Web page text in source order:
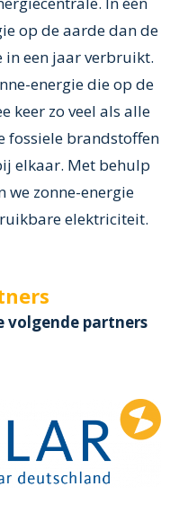
op de aarde dan de
een jaar verbruikt.
energie die op de
keer zo veel als alle
fossiele brandstoffen
elkaar. Met behulp
we zonne-energie
elektriciteit.
volgende partners